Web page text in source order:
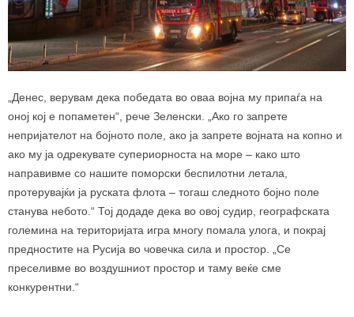
„Денес, верувам дека победата во оваа војна му припаѓа на
оној кој е попаметен“, рече Зеленски. „Ако го запрете
непријателот на бојното поле, ако ја запрете војната на копно и
ако му ја одрекувате супериорноста на море – како што
направивме со нашите поморски беспилотни летала,
протерувајќи ја руската флота – тогаш следното бојно поле
станува небото.“ Тој додаде дека во овој судир, географската
големина на територијата игра многу помала улога, и покрај
предностите на Русија во човечка сила и простор. „Се
преселивме во воздушниот простор и таму веќе сме
конкурентни.“